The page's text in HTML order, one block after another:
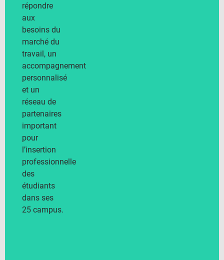
répondre
aux
besoins du
marché du
travail, un
accompagnement
personnalisé
et un
réseau de
partenaires
important
pour
l’insertion
professionnelle
des
étudiants
dans ses
25 campus.